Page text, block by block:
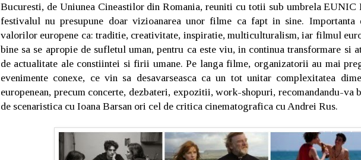
Bucuresti, de Uniunea Cineastilor din Romania, reuniti cu totii sub umbrela EUNIC
festivalul nu presupune doar vizioanarea unor filme ca fapt in sine. Importanta
valorilor europene ca: traditie, creativitate, inspiratie, multiculturalism, iar filmul
bine sa se apropie de sufletul uman, pentru ca este viu, in continua transformare si
de actualitate ale constiintei si firii umane. Pe langa filme, organizatorii au mai
evenimente conexe, ce vin sa desavarseasca ca un tot unitar complexitatea
europenean, precum concerte, dezbateri, expozitii, work-shopuri, recomandandu-va
de scenaristica cu Ioana Barsan ori cel de critica cinematografica cu Andrei Rus.